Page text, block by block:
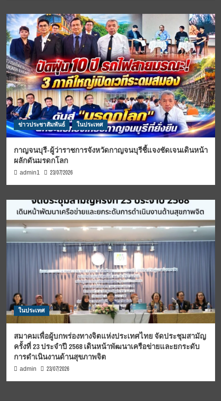
ข่าวประชาสัมพันธ์ ในประเทศ
กาญจนบุรี-ผู้ว่าราชการจังหวัดกาญจนบุรีชี้แจงชัดเจนเดินหน้า
ผลักดันมรดกโลก
admin1 23/07/2026
ในประเทศ
สมาคมเพื่อผู้บกพร่องทางจิตแห่งประเทศไทย จัดประชุมสามัญ
ครั้งที่ 23 ประจำปี 2568 เดินหน้าพัฒนาเครือข่ายและยกระดับ
การดำเนินงานด้านสุขภาพจิต
admin 23/07/2026